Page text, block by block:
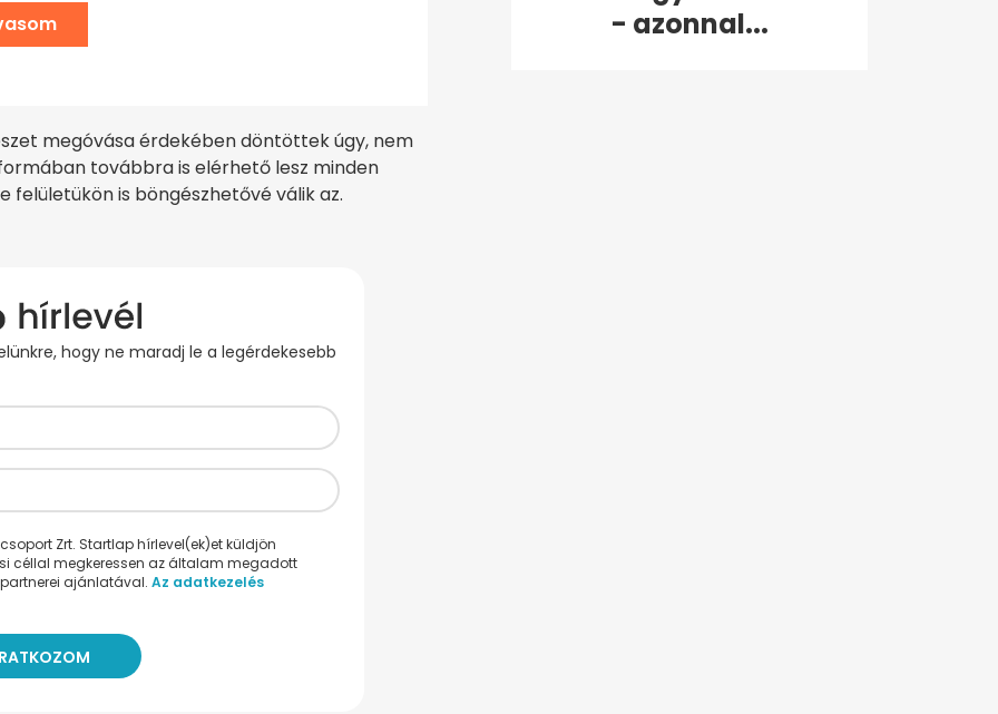
megóvása érdekében döntöttek úgy, nem
továbbra is elérhető lesz minden
felületükön is böngészhetővé válik az.
hogy ne maradj le a legérdekesebb
Zrt. Startlap hírlevel(ek)et küldjön
céllal megkeressen az általam megadott
ajánlatával. Az adatkezelés
- azonnal...